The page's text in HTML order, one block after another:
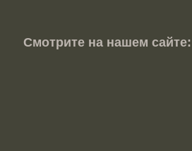
Смотрите на нашем сайте: